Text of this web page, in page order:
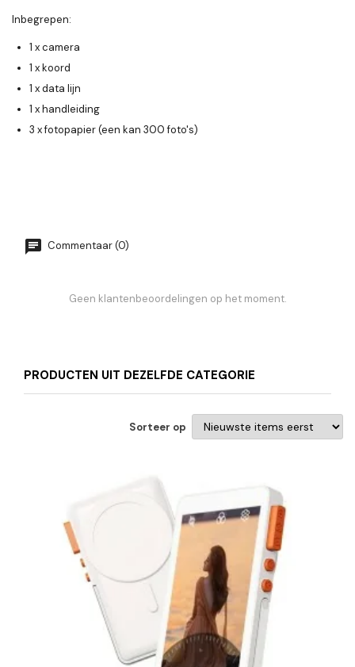
Inbegrepen:
1 x camera
1 x koord
1 x data lijn
1 x handleiding
3 x fotopapier (een kan 300 foto's)
Commentaar (0)
Geen klantenbeoordelingen op het moment.
PRODUCTEN UIT DEZELFDE CATEGORIE
Sorteer op